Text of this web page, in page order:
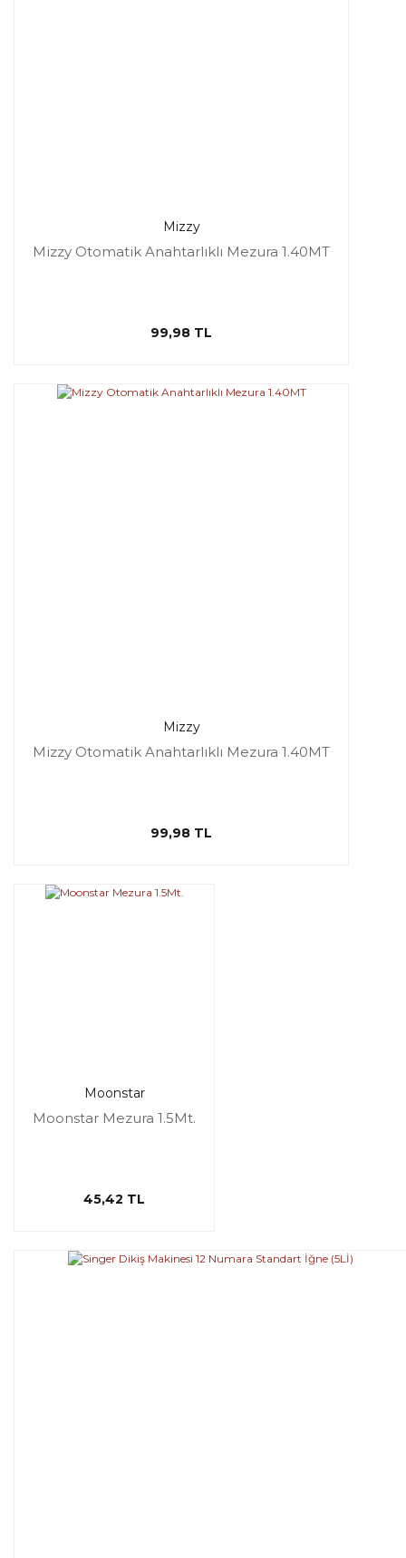
Mizzy
Mizzy Otomatik Anahtarlıklı Mezura 1.40MT
99,98 TL
Mizzy
Mizzy Otomatik Anahtarlıklı Mezura 1.40MT
99,98 TL
Moonstar
Moonstar Mezura 1.5Mt.
45,42 TL